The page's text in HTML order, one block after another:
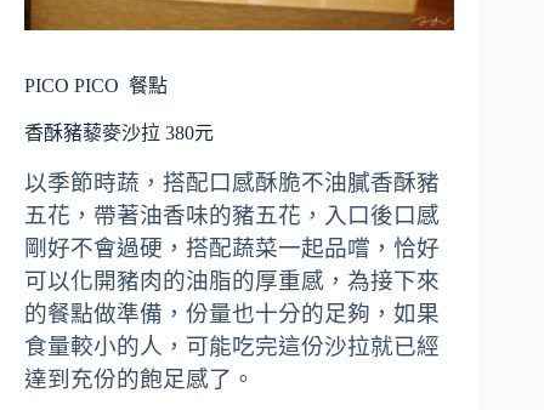
PICO PICO 餐點
香酥豬藜麥沙拉 380元
以季節時蔬，搭配口感酥脆不油膩香酥豬
五花，帶著油香味的豬五花，入口後口感
剛好不會過硬，搭配蔬菜一起品嚐，恰好
可以化開豬肉的油脂的厚重感，為接下來
的餐點做準備，份量也十分的足夠，如果
食量較小的人，可能吃完這份沙拉就已經
達到充份的飽足感了。